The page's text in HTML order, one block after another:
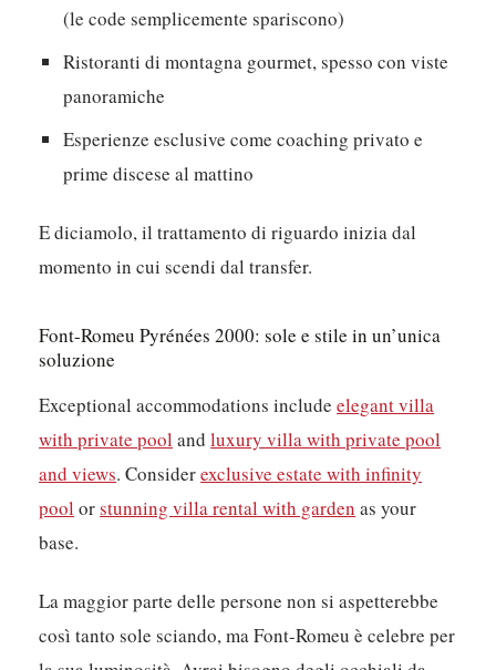
(le code semplicemente spariscono)
Ristoranti di montagna gourmet, spesso con viste
panoramiche
Esperienze esclusive come coaching privato e
prime discese al mattino
E diciamolo, il trattamento di riguardo inizia dal
momento in cui scendi dal transfer.
Font-Romeu Pyrénées 2000: sole e stile in un’unica
soluzione
Exceptional accommodations includeelegant villa
with private pool andluxury villa with private pool
and views. Considerexclusive estate with infinity
pool orstunning villa rental with garden as your
base.
La maggior parte delle persone non si aspetterebbe
così tanto sole sciando, ma Font-Romeu è celebre per